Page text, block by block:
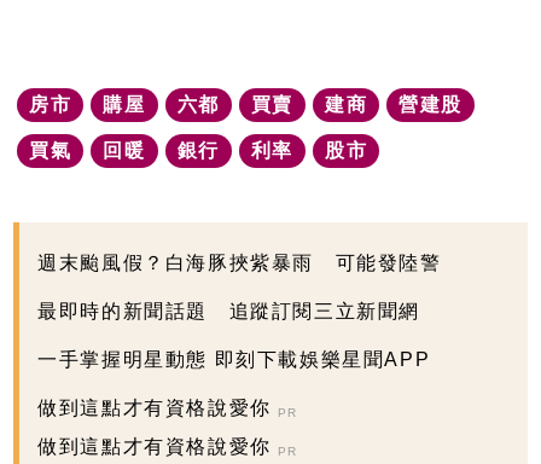
房市 購屋 六都 買賣 建商 營建股
買氣 回暖 銀行 利率 股市
週末颱風假？白海豚挾紫暴雨 可能發陸警
最即時的新聞話題 追蹤訂閱三立新聞網
一手掌握明星動態 即刻下載娛樂星聞APP
做到這點才有資格說愛你 PR
做到這點才有資格說愛你 PR